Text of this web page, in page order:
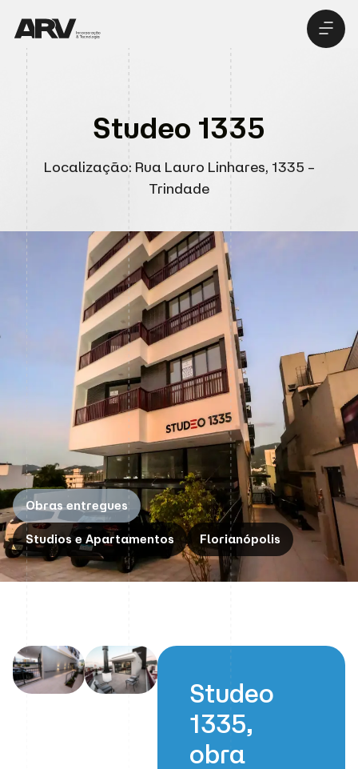
Studeo 1335
Localização: Rua Lauro Linhares, 1335 –
Trindade
Studios e Apartamentos Florianópolis
Obras entregues
Studeo
1335,
obra